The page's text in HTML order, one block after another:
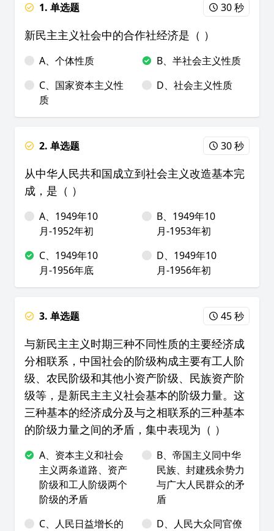
1. 单选题 30 秒
新民主主义社会中的合作社经济是（ ）
A、个体性质
B、半社会主义性质
C、国家资本主义性
质
D、社会主义性质
2. 单选题 30 秒
从中华人民共和国成立到社会主义改造基本完
成，是（ ）
A、1949年10
月-1952年初
B、1949年10
月-1953年初
C、1949年10
月-1956年底
D、1949年10
月-1956年初
3. 单选题 45 秒
与新民主主义时期三种不同性质的主要经济成
分相联系，中国社会的阶级构成主要有工人阶
级、农民阶级和其他小资产阶级、民族资产阶
级等，是新民主主义社会基本的阶级力量。这
三种基本的经济成分及与之相联系的三种基本
的阶级力量之间的矛盾，集中表现为（ ）
A、资本主义和社会
主义两条道路、资产
阶级和工人阶级两个
阶级的矛盾
B、帝国主义同中华
民族、封建残余势力
与广大人民群众的矛
盾
C、人民日益增长的
D、人民大众同官僚